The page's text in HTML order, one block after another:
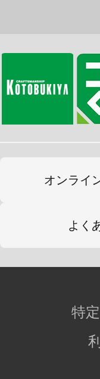
オンライ
よく
特